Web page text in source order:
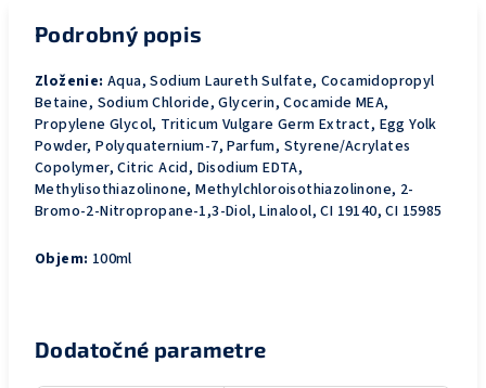
Podrobný popis
Zloženie: Aqua, Sodium Laureth Sulfate, Cocamidopropyl
Betaine, Sodium Chloride, Glycerin, Cocamide MEA,
Propylene Glycol, Triticum Vulgare Germ Extract, Egg Yolk
Powder, Polyquaternium-7, Parfum, Styrene/Acrylates
Copolymer, Citric Acid, Disodium EDTA,
Methylisothiazolinone, Methylchloroisothiazolinone, 2-
Bromo-2-Nitropropane-1,3-Diol, Linalool, CI 19140, CI 15985
Objem: 100ml
Dodatočné parametre